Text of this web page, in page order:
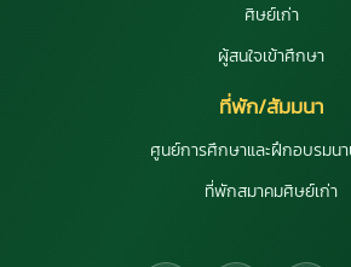
ศิษย์เก่า
ผู้สนใจเข้าศึกษา
ที่พัก/สัมมนา
ศูนย์การศึกษาและฝึกอบรมนา
ที่พักสมาคมศิษย์เก่า